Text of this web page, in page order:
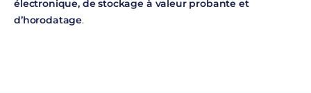
électronique, de stockage à valeur probante et
d’horodatage.